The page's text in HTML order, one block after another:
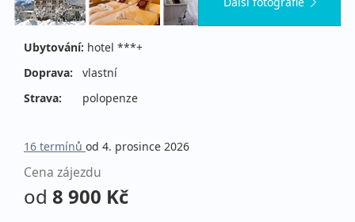
Ubytování: hotel ***+
Doprava:
vlastní
Strava:
polopenze
16 termínů od 4. prosince 2026
Cena zájezdu
od 8 900 Kč